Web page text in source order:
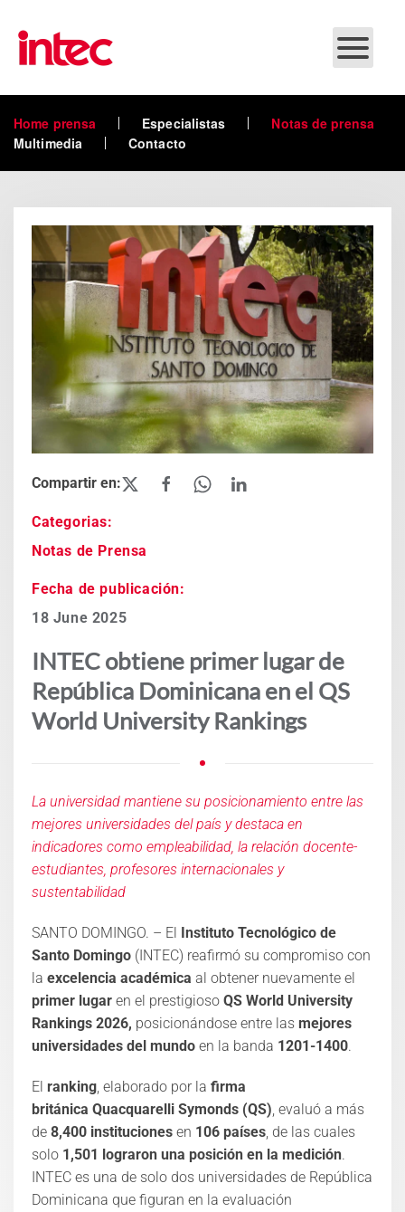
Skip to main content
Home prensa Especialistas
Notas de prensa
Multimedia
Contacto
Categorias:
Notas de Prensa
Fecha de publicación:
18 June 2025
INTEC obtiene primer lugar de
República Dominicana en el QS
World University Rankings
La universidad mantiene su posicionamiento entre las
mejores universidades del país y destaca en
indicadores como empleabilidad, la relación docente-
estudiantes, profesores internacionales y
sustentabilidad
SANTO DOMINGO. – El Instituto Tecnológico de
Santo Domingo (INTEC) reafirmó su compromiso con
la excelencia académica al obtener nuevamente el
primer lugar en el prestigioso QS World University
Rankings 2026, posicionándose entre las mejores
universidades del mundo en la banda 1201-1400.
El ranking, elaborado por la firma
británica Quacquarelli Symonds (QS), evaluó a más
de 8,400 instituciones en 106 países, de las cuales
solo 1,501 lograron una posición en la medición.
INTEC es una de solo dos universidades de República
Dominicana que figuran en la evaluación